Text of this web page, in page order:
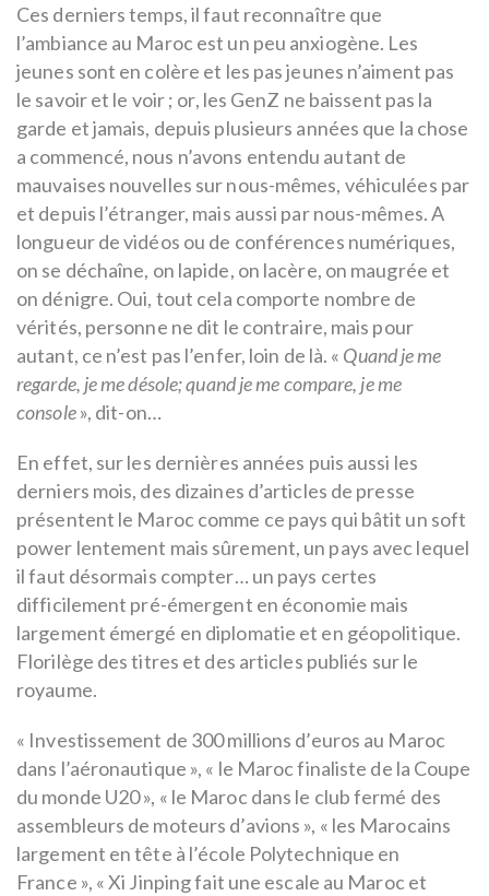
Ces derniers temps, il faut reconnaître que
l’ambiance au Maroc est un peu anxiogène. Les
jeunes sont en colère et les pas jeunes n’aiment pas
le savoir et le voir ; or, les GenZ ne baissent pas la
garde et jamais, depuis plusieurs années que la chose
a commencé, nous n’avons entendu autant de
mauvaises nouvelles sur nous-mêmes, véhiculées par
et depuis l’étranger, mais aussi par nous-mêmes. A
longueur de vidéos ou de conférences numériques,
on se déchaîne, on lapide, on lacère, on maugrée et
on dénigre. Oui, tout cela comporte nombre de
vérités, personne ne dit le contraire, mais pour
autant, ce n’est pas l’enfer, loin de là. « Quand je me
regarde, je me désole; quand je me compare, je me
console», dit-on…
En effet, sur les dernières années puis aussi les
derniers mois, des dizaines d’articles de presse
présentent le Maroc comme ce pays qui bâtit un soft
power lentement mais sûrement, un pays avec lequel
il faut désormais compter… un pays certes
difficilement pré-émergent en économie mais
largement émergé en diplomatie et en géopolitique.
Florilège des titres et des articles publiés sur le
royaume.
« Investissement de 300 millions d’euros au Maroc
dans l’aéronautique », « le Maroc finaliste de la Coupe
du monde U20 », « le Maroc dans le club fermé des
assembleurs de moteurs d’avions », « les Marocains
largement en tête à l’école Polytechnique en
France », « Xi Jinping fait une escale au Maroc et